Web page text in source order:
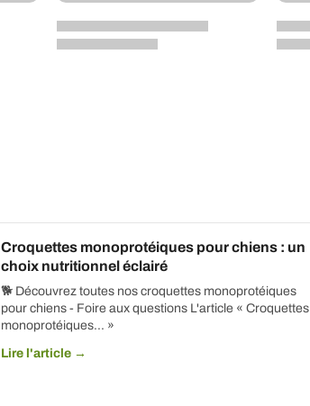
Croquettes monoprotéiques pour chiens : un
choix nutritionnel éclairé
🐕 Découvrez toutes nos croquettes monoprotéiques
pour chiens - Foire aux questions L'article « Croquettes
monoprotéiques... »
Lire l'article →